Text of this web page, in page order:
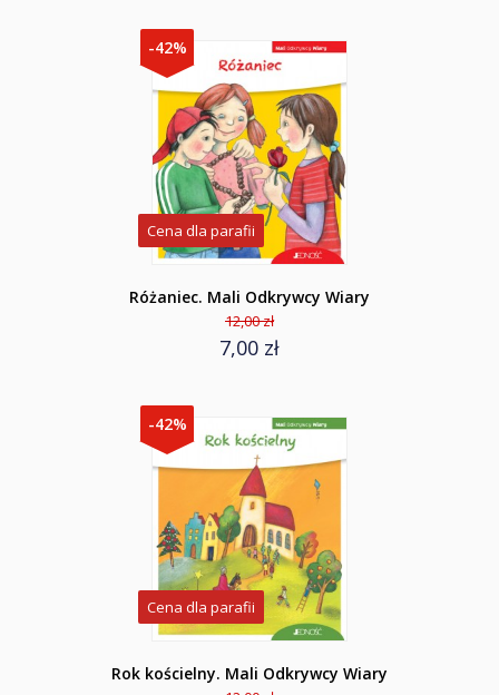
-42%
Cena dla parafii
Różaniec. Mali Odkrywcy Wiary
12,00 zł
7,00 zł
-42%
Cena dla parafii
Rok kościelny. Mali Odkrywcy Wiary